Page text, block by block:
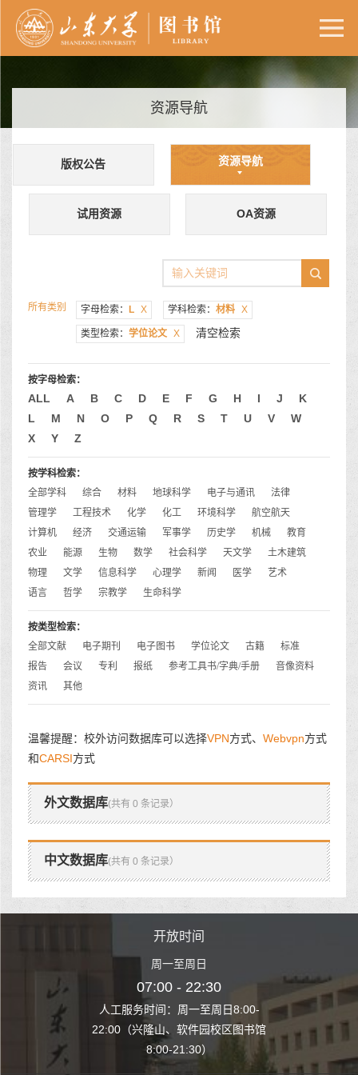
资源导航
版权公告 资源导航
试用资源 OA资源
所有类别 字母检索： L X 学科检索： 材料 X
类型检索： 学位论文 X 清空检索
按字母检索：
ALL A B C D E F G H I J
K
L
M N O P Q R S T U V
W
X
Y Z
按学科检索：
全部学科
综合 材料 地球科学 电子与通讯
法律
管理学
工程技术 化学 化工 环境科学
航空航天
计算机
经济 交通运输 军事学 历史学 机械
教育
农业
能源 生物 数学 社会科学 天文学
土木建筑
物理
文学 信息科学 心理学 新闻 医学
艺术
语言
哲学 宗教学 生命科学
按类型检索：
全部文献
电子期刊 电子图书 学位论文 古籍
标准
报告
会议 专利 报纸 参考工具书/字典/手册
音像资料
资讯
其他
温馨提醒：校外访问数据库可以选择VPN方式、 Webvpn方式
和CARSI方式
外文数据库(共有 0 条记录）
中文数据库(共有 0 条记录）
至周日8:00-
园校区图书馆
开放时间
周一至周日
07:00 - 22:30
人工服务时间：周一至周日8:00-
22:00（兴隆山、软件园校区图书馆
8:00-21:30）
人工服务时间
22:00（兴隆山